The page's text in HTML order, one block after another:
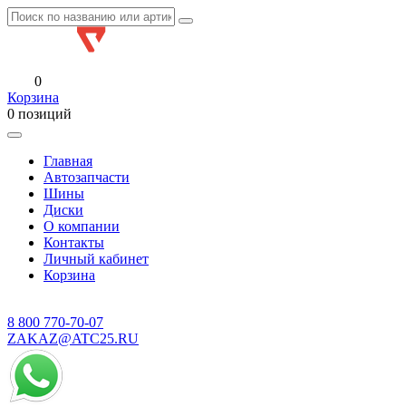
0
Корзина
0 позиций
Главная
Автозапчасти
Шины
Диски
О компании
Контакты
Личный кабинет
Корзина
8 800 770-70-07
ZAKAZ@ATC25.RU